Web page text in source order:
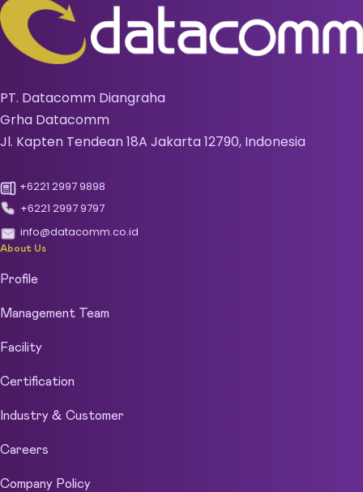
PT. Datacomm Diangraha
Grha Datacomm
Jl. Kapten Tendean 18A Jakarta 12790, Indonesia
+6221 2997 9898
+6221 2997 9797
info@datacomm.co.id
About Us
Profile
Management Team
Facility
Certification
Industry & Customer
Careers
Company Policy